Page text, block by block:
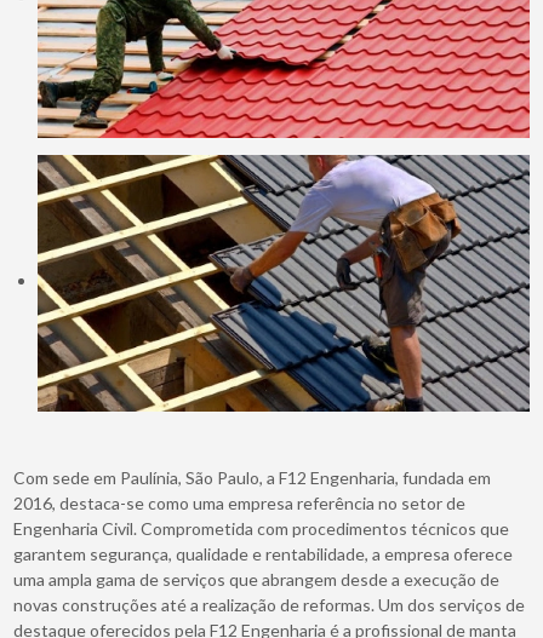
Com sede em Paulínia, São Paulo, a F12 Engenharia, fundada em
2016, destaca-se como uma empresa referência no setor de
Engenharia Civil. Comprometida com procedimentos técnicos que
garantem segurança, qualidade e rentabilidade, a empresa oferece
uma ampla gama de serviços que abrangem desde a execução de
novas construções até a realização de reformas. Um dos serviços de
destaque oferecidos pela F12 Engenharia é a profissional de manta